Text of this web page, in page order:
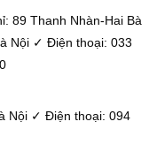
89 Thanh Nhàn-Hai Bà
Nội ✓ Điện thoại: 033
Nội ✓ Điện thoại: 094